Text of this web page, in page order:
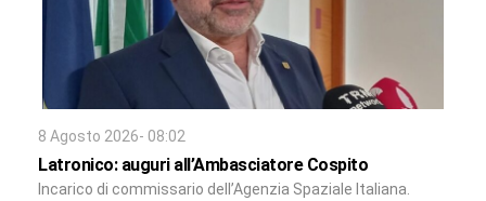
8 Agosto 2026- 08:02
Latronico: auguri all’Ambasciatore Cospito
Incarico di commissario dell’Agenzia Spaziale Italiana.